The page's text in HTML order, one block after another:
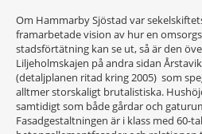
Om Hammarby Sjöstad var
framarbetade vision av hur en
stadsförtätning kan se ut, så är den
Liljeholmskajen på andra sidan
(detaljplanen ritad kring 2005) som
alltmer storskaligt brutalistiska.
samtidigt som både gårdar och
Fasadgestaltningen är i klass med 60-